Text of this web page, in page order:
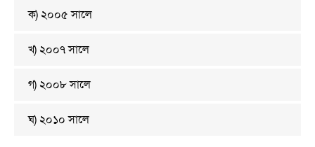
ক) ২০০৫ সালে
খ) ২০০৭ সালে
গ) ২০০৮ সালে
ঘ) ২০১০ সালে